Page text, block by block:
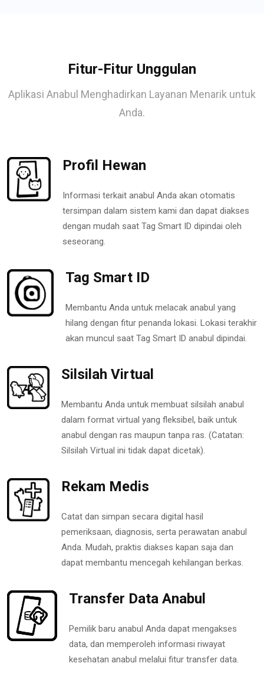
Fitur-Fitur Unggulan
Aplikasi Anabul Menghadirkan Layanan Menarik untuk
Anda.
Profil Hewan
Informasi terkait anabul Anda akan otomatis
tersimpan dalam sistem kami dan dapat diakses
dengan mudah saat Tag Smart ID dipindai oleh
seseorang.
Tag Smart ID
Membantu Anda untuk melacak anabul yang
hilang dengan fitur penanda lokasi. Lokasi terakhir
akan muncul saat Tag Smart ID anabul dipindai.
Silsilah Virtual
Membantu Anda untuk membuat silsilah anabul
dalam format virtual yang fleksibel, baik untuk
anabul dengan ras maupun tanpa ras. (Catatan:
Silsilah Virtual ini tidak dapat dicetak).
Rekam Medis
Catat dan simpan secara digital hasil
pemeriksaan, diagnosis, serta perawatan anabul
Anda. Mudah, praktis diakses kapan saja dan
dapat membantu mencegah kehilangan berkas.
Transfer Data Anabul
Pemilik baru anabul Anda dapat mengakses
data, dan memperoleh informasi riwayat
kesehatan anabul melalui fitur transfer data.